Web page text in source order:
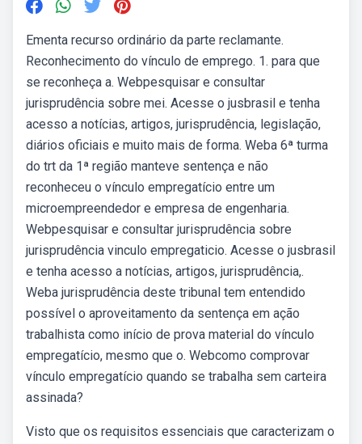
Ementa recurso ordinário da parte reclamante.
Reconhecimento do vínculo de emprego. 1. para que
se reconheça a. Webpesquisar e consultar
jurisprudência sobre mei. Acesse o jusbrasil e tenha
acesso a notícias, artigos, jurisprudência, legislação,
diários oficiais e muito mais de forma. Weba 6ª turma
do trt da 1ª região manteve sentença e não
reconheceu o vínculo empregatício entre um
microempreendedor e empresa de engenharia.
Webpesquisar e consultar jurisprudência sobre
jurisprudência vinculo empregaticio. Acesse o jusbrasil
e tenha acesso a notícias, artigos, jurisprudência,.
Weba jurisprudência deste tribunal tem entendido
possível o aproveitamento da sentença em ação
trabalhista como início de prova material do vínculo
empregatício, mesmo que o. Webcomo comprovar
vínculo empregatício quando se trabalha sem carteira
assinada?
Visto que os requisitos essenciais que caracterizam o